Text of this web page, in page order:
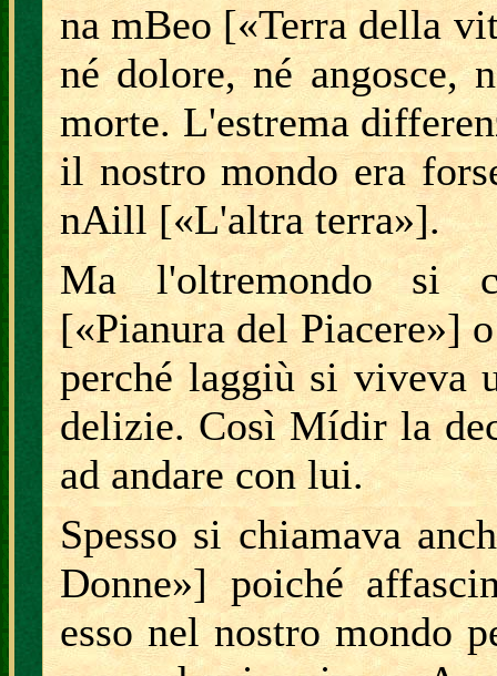
na mBeo [«Terra della
né dolore, né angosce,
morte. L'estrema
il nostro mondo era
nAill [«L'altra terra»].
Ma l'oltremondo si
[«Pianura del Piacere»]
perché laggiù si viveva
delizie. Così Mídir la
ad andare con lui.
Spesso si chiamava
Donne»] poiché
esso nel nostro mondo